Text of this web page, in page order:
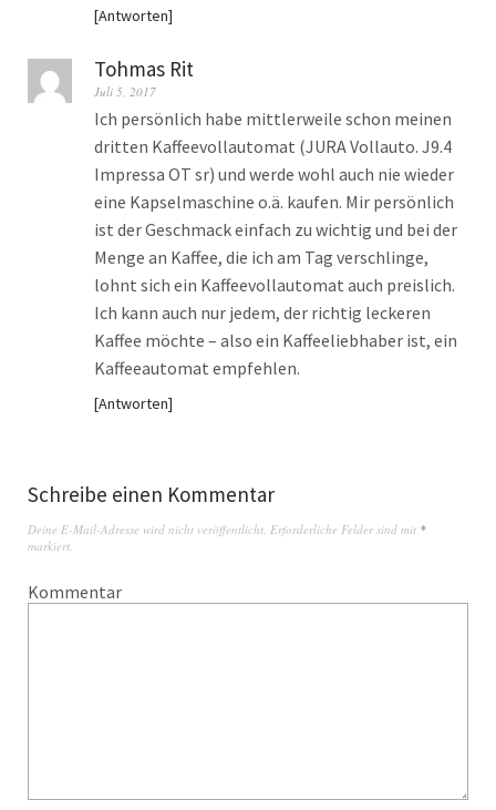
Antworten
Tohmas Rit
Juli 5, 2017
Ich persönlich habe mittlerweile schon meinen
dritten Kaffeevollautomat (JURA Vollauto. J9.4
Impressa OT sr) und werde wohl auch nie wieder
eine Kapselmaschine o.ä. kaufen. Mir persönlich
ist der Geschmack einfach zu wichtig und bei der
Menge an Kaffee, die ich am Tag verschlinge,
lohnt sich ein Kaffeevollautomat auch preislich.
Ich kann auch nur jedem, der richtig leckeren
Kaffee möchte – also ein Kaffeeliebhaber ist, ein
Kaffeeautomat empfehlen.
Antworten
Schreibe einen Kommentar
Deine E-Mail-Adresse wird nicht veröffentlicht. Erforderliche Felder sind mit *
markiert.
Kommentar